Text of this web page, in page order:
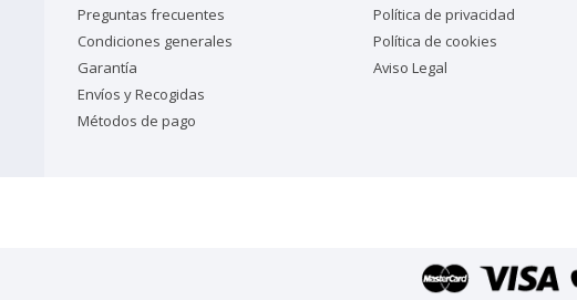
Preguntas frecuentes
Condiciones generales
Garantía
Envíos y Recogidas
Métodos de pago
Política de privacidad
Política de cookies
Aviso Legal